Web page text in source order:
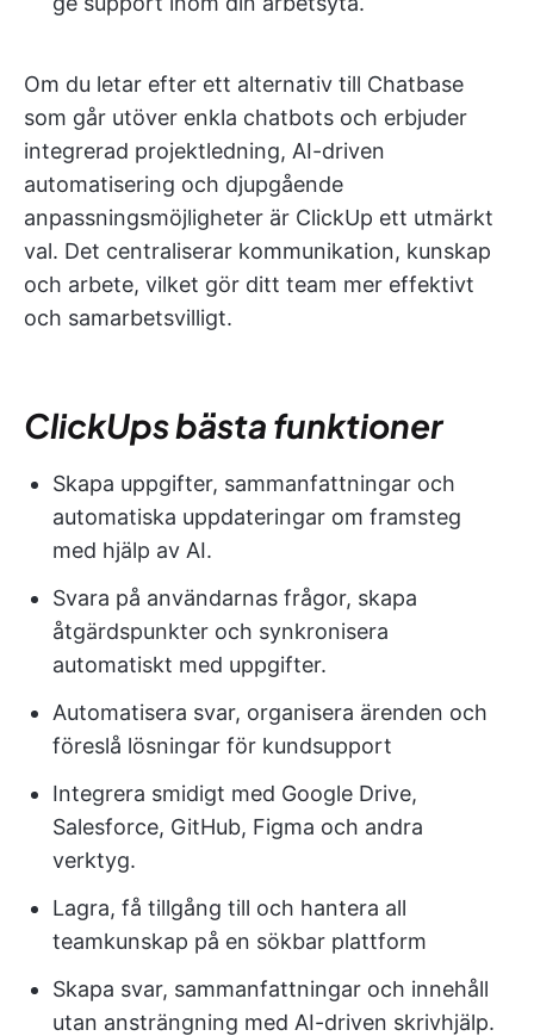
Om du letar efter ett alternativ till Chatbase
som går utöver enkla chatbots och erbjuder
integrerad projektledning, AI-driven
automatisering och djupgående
anpassningsmöjligheter är ClickUp ett utmärkt
val. Det centraliserar kommunikation, kunskap
och arbete, vilket gör ditt team mer effektivt
och samarbetsvilligt.
ClickUps bästa funktioner
Skapa uppgifter, sammanfattningar och
automatiska uppdateringar om framsteg
med hjälp av AI.
Svara på användarnas frågor, skapa
åtgärdspunkter och synkronisera
automatiskt med uppgifter.
Automatisera svar, organisera ärenden och
föreslå lösningar för kundsupport
Integrera smidigt med Google Drive,
Salesforce, GitHub, Figma och andra
verktyg.
Lagra, få tillgång till och hantera all
teamkunskap på en sökbar plattform
Skapa svar, sammanfattningar och innehåll
utan ansträngning med AI-driven skrivhjälp.